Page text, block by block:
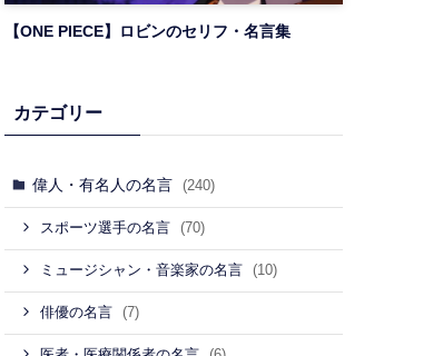
【ONE PIECE】ロビンのセリフ・名言集
カテゴリー
偉人・有名人の名言 (240)
スポーツ選手の名言 (70)
ミュージシャン・音楽家の名言 (10)
俳優の名言 (7)